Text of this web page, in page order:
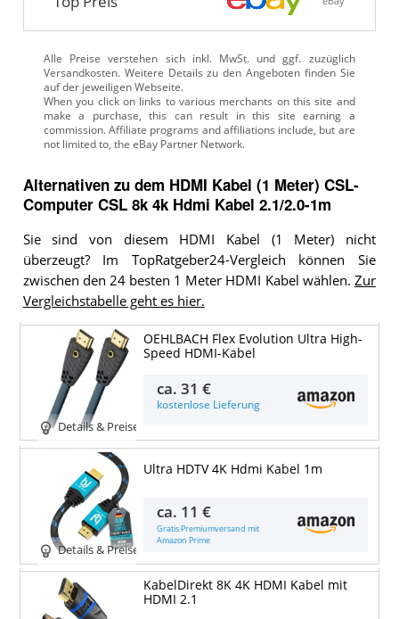
Alle Preise verstehen sich inkl. MwSt. und ggf. zuzüglich
Versandkosten. Weitere Details zu den Angeboten finden Sie
auf der jeweiligen Webseite.
Alternativen zu dem HDMI Kabel (1 Meter) CSL-
Computer CSL 8k 4k Hdmi Kabel 2.1/2.0-1m
Sie sind von diesem HDMI Kabel (1 Meter) nicht
überzeugt? Im TopRatgeber24-Vergleich können Sie
zwischen den 24 besten 1 Meter HDMI Kabel wählen. Zur
Vergleichstabelle geht es hier.
Details & Preise
OEHLBACH Flex Evolution Ultra High-
Speed HDMI-Kabel
ca.31 €
kostenlose Lieferung
Details & Preise
Ultra HDTV 4K Hdmi Kabel 1m
ca. 11 €
Gratis Premiumversand mit
Amazon Prime
KabelDirekt 8K 4K HDMI Kabel mit
HDMI 2.1